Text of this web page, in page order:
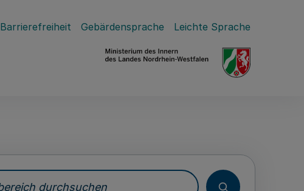
Barrierefreiheit Gebärdensprache Leichte Sprache